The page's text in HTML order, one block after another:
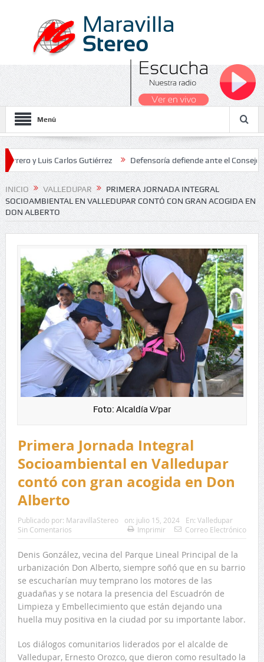
Menú
Luis Carlos Gutiérrez Defensoría defiende ante el Consejo de
Nacionales 2026
INICIO VALLEDUPAR
PRIMERA JORNADA INTEGRAL
SOCIOAMBIENTAL EN VALLEDUPAR CONTÓ CON GRAN ACOGIDA EN
DON ALBERTO
Foto: Alcaldía V/par
Primera Jornada Integral
Socioambiental en Valledupar
contó con gran acogida en Don
Alberto
Publicado por: MaravillaStereo on: julio 15, 2024 En: Valledupar
Sin Comentarios
Imprimir Correo Electrónico
Denis González, vecina del Parque Lineal Principal de la
urbanización Don Alberto, siempre soñó que en su barrio
se escucharían muy temprano los motores de las
guadañas y se notara la presencia del Escuadrón de
Limpieza y Embellecimiento que están dejando una
huella muy positiva en la ciudad por su importante labor.
Los diálogos comunitarios liderados por el alcalde de
Valledupar, Ernesto Orozco, que dieron como resultado la